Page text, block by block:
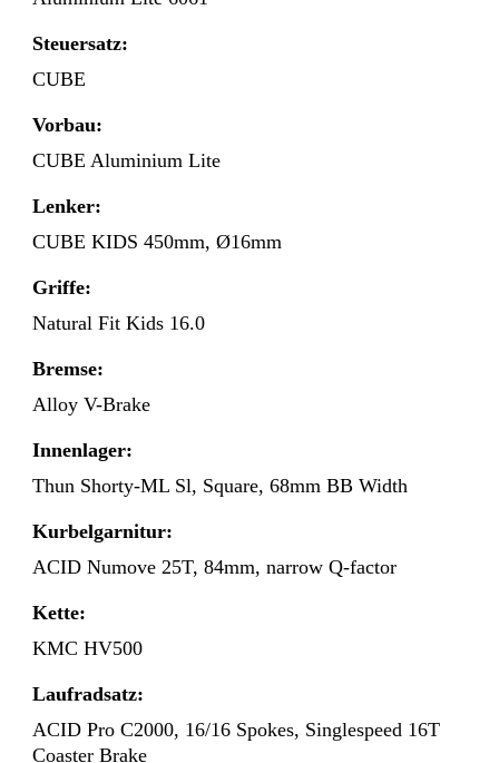
Steuersatz:
CUBE
Vorbau:
CUBE Aluminium Lite
Lenker:
CUBE KIDS 450mm, Ø16mm
Griffe:
Natural Fit Kids 16.0
Bremse:
Alloy V-Brake
Innenlager:
Thun Shorty-ML Sl, Square, 68mm BB Width
Kurbelgarnitur:
ACID Numove 25T, 84mm, narrow Q-factor
Kette:
KMC HV500
Laufradsatz:
ACID Pro C2000, 16/16 Spokes, Singlespeed 16T
Coaster Brake